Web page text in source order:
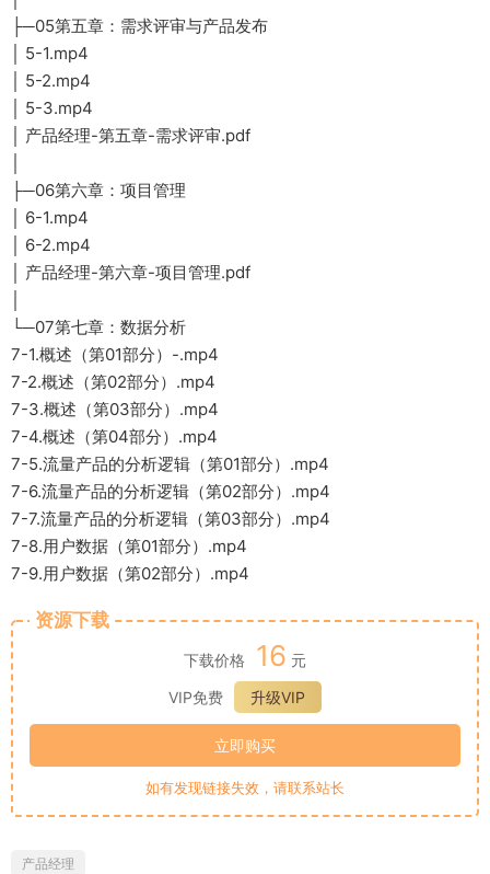
├─05第五章：需求评审与产品发布
│ 5-1.mp4
│ 5-2.mp4
│ 5-3.mp4
│ 产品经理-第五章-需求评审.pdf
├─06第六章：项目管理
│ 6-1.mp4
│ 6-2.mp4
│ 产品经理-第六章-项目管理.pdf
└─07第七章：数据分析
7-1.概述（第01部分）-.mp4
7-2.概述（第02部分）.mp4
7-3.概述（第03部分）.mp4
7-4.概述（第04部分）.mp4
7-5.流量产品的分析逻辑（第01部分）.mp4
7-6.流量产品的分析逻辑（第02部分）.mp4
7-7.流量产品的分析逻辑（第03部分）.mp4
7-8.用户数据（第01部分）.mp4
7-9.用户数据（第02部分）.mp4
资源下载
下载价格 16 元
VIP免费
升级VIP
立即购买
如有发现链接失效，请联系站长
产品经理